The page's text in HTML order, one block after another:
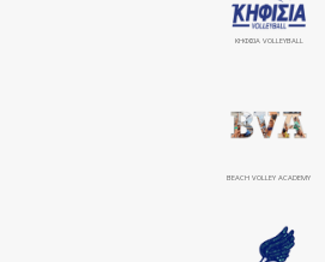
ΚΗΦΙΣΙΆ VOLLEYBALL
BEACH VOLLEY ACADEMY